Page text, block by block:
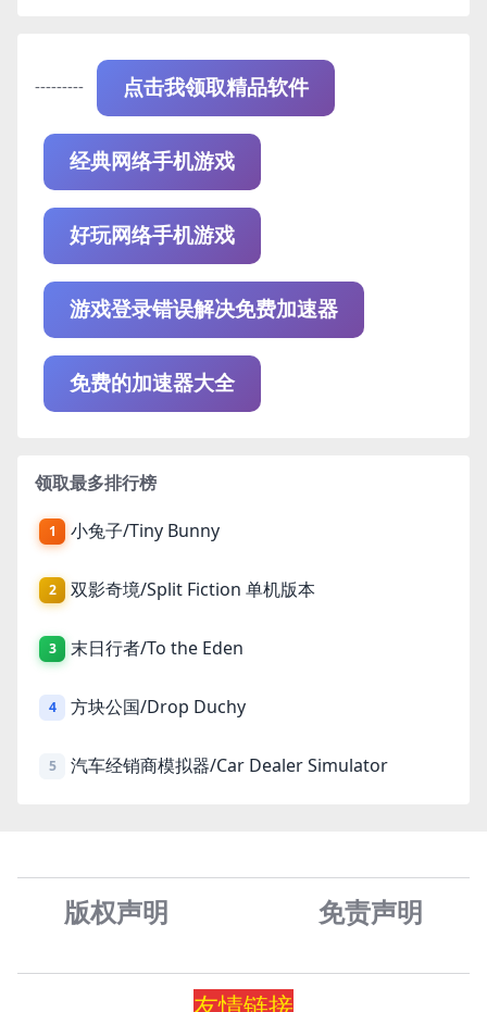
--------- 点击我领取精品软件
经典网络手机游戏
好玩网络手机游戏
游戏登录错误解决免费加速器
免费的加速器大全
领取最多排行榜
1 小兔子/Tiny Bunny
2 双影奇境/Split Fiction 单机版本
3 末日行者/To the Eden
4 方块公国/Drop Duchy
5 汽车经销商模拟器/Car Dealer Simulator
版权声明 免责声明